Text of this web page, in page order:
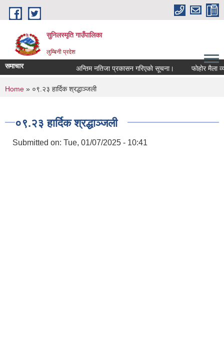
Skip to main content
सुनिलस्मृति गाउँपालिका
लुम्बिनी प्रदेश
समाचार अन्तिम नतिजा प्रकासन गरिएकाे सूचना। फोहोर मैला
You are here
Home » ०९.२३ हार्दिक श्रद्धाञ्जली
०९.२३ हार्दिक श्रद्धाञ्जली
Submitted on: Tue, 01/07/2025 - 10:41